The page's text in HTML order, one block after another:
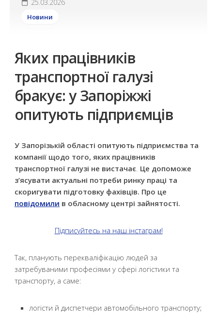
25.03.2026
Новини
Яких працівників
транспортної галузі
бракує: у Запоріжжі
опитують підприємців
У Запорізькій області опитують підприємства та
компанії щодо того, яких працівників
транспортної галузі не вистачає. Це допоможе
з’ясувати актуальні потреби ринку праці та
скоригувати підготовку фахівців. Про це
повідомили в обласному центрі зайнятості.
Підписуйтесь на наш інстаграм!
Так, планують перекваліфікацію людей за
затребуваними професіями у сфері логістики та
транспорту, а саме:
логісти й диспетчери автомобільного транспорту;